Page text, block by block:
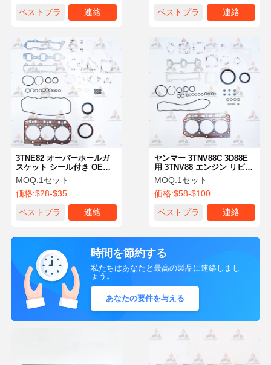
ベストプラ
連絡
ベストプラ
連絡
3TNE82 オーバーホールガ
スケット シール付き OE
719823-92780 719823-92620
ヤンマー スペアパーツキッ
ト
MOQ:1セット
価格:$28-$35
ベストプラ
連絡
ヤンマー 3TNV88C 3D88E
用 3TNV88 エンジン リビル
ドキット スペアパーツ ヤン
マー
MOQ:1セット
価格:$58-$100
ベストプラ
連絡
時間を節約する
私たちはあなたと最高の製品に連絡しまし
ょう。
あなたの要件を与える